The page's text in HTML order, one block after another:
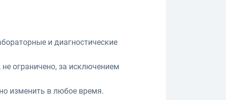
и диагностические
ограничено, за исключением
изменить в любое время.